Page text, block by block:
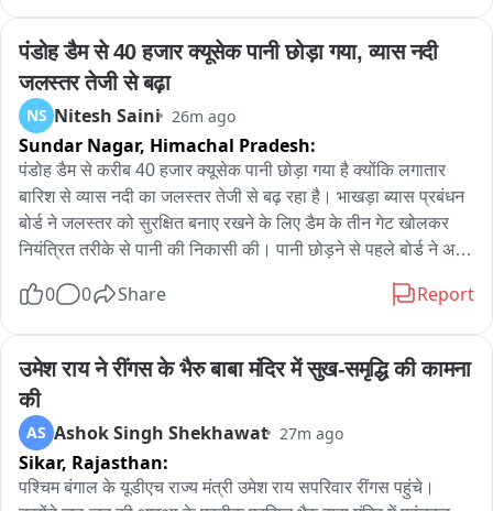
और मामला उनके पक्ष में निपटाने का भरोसा देकर रिश्वत की मांग की। जब
रिश्वत की रकम देने का समय आया तो संबंधित पक्ष ने विजिलेंस ब्यूरो
फरीदकोट को शिकायत दे दी। शिकायत के आधार पर विजिलेंस टीम ने
योजनाबद्ध तरीके से ट्रैप लगाया और आरोपी ASI को कथित तौर पर 40
हजार की रिश्वत लेते हुए रंगे हाथ गिरफ्तार कर लिया। गिरफ्तारी के बाद
विजिलेंस टीम आरोपी को फाजिल्का स्थित एसएसपी कार्यालय की दूसरी
मंजिल पर बने एंटी फ्रॉड सेल कार्यालय लेकर पहुंची, जहां आवश्यक कार्रवाई
पूरी की गई। इसके बाद उसे आगे की कानूनी कार्रवाई के लिए फरीदकोट ले
जाया गया। फिलहाल विजिलेंस ब्यूरो पूरे मामले की जांच कर रहा है और
जारी है।
पंडोह डैम से 40 हजार क्यूसेक पानी छोड़ा गया, व्यास नदी
जलस्तर तेजी से बढ़ा
NS Nitesh Saini 26m ago
Sundar Nagar, Himachal Pradesh:
पंडोह डैम से करीब 40 हजार क्यूसेक पानी छोड़ा गया है क्योंकि लगातार
बारिश से व्यास नदी का जलस्तर तेजी से बढ़ रहा है। भाखड़ा ब्यास प्रबंधन
बोर्ड ने जलस्तर को सुरक्षित बनाए रखने के लिए डैम के तीन गेट खोलकर
नियंत्रित तरीके से पानी की निकासी की। पानी छोड़ने से पहले बोर्ड ने अर्ली
किया और व्यास नदी के किनारे रहने वाले लोगों से नदी के समीप न जाने और
बढ़ने के कारण पानी की आवक बढ़ रही है; आवश्यकतानुसार आगे भी पानी
छोड़ा जा सकता है। लोगों से आग्रह है कि नदी के किनारे न जाएं, बच्चों को
पानी के आसपास न जाने दें और सुरक्षा निर्देशों का पालन करें।
0 0 Share Report
उमेश राय ने रींगस के भैरु बाबा मंदिर में सुख-समृद्धि की कामना
की
AS Ashok Singh Shekhawat 27m ago
Sikar, Rajasthan:
पश्चिम बंगाल के यूडीएच राज्य मंत्री उमेश राय सपरिवार रींगस पहुंचे।